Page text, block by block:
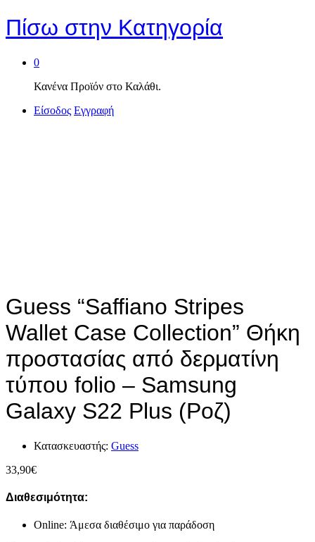
Πίσω στην Κατηγορία
0
Κανένα Προϊόν στο Καλάθι.
Είσοδος Εγγραφή
Guess “Saffiano Stripes
Wallet Case Collection” Θήκη
προστασίας από δερματίνη
τύπου folio – Samsung
Galaxy S22 Plus (Ροζ)
Κατασκευαστής: Guess
33,90€
Διαθεσιμότητα:
Online: Άμεσα διαθέσιμο για παράδοση